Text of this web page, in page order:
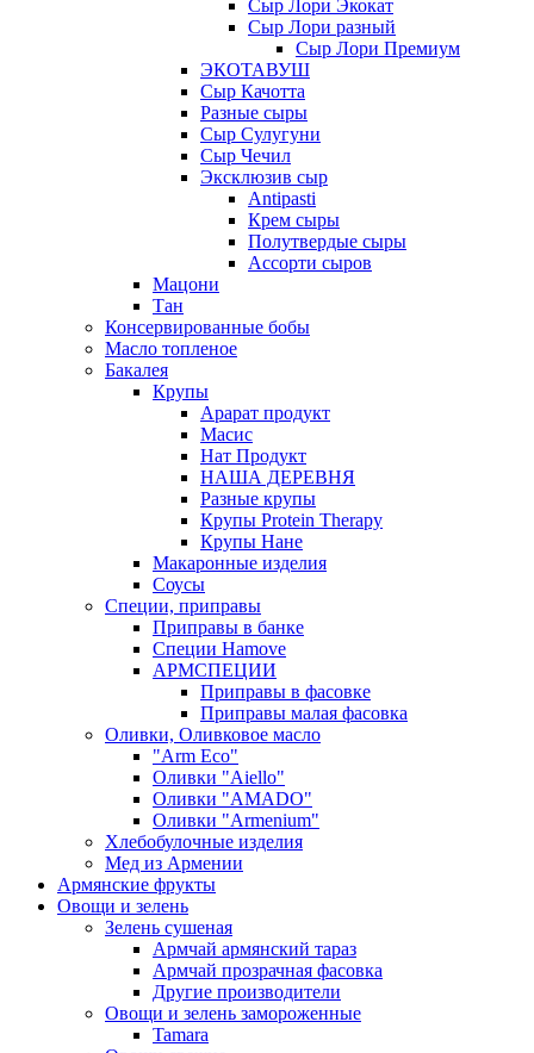
Сыр Лори Экокат
Сыр Лори разный
Сыр Лори Премиум
ЭКОТАВУШ
Сыр Качотта
Разные сыры
Сыр Сулугуни
Сыр Чечил
Эксклюзив сыр
Antipasti
Крем сыры
Полутвердые сыры
Ассорти сыров
Мацони
Тан
Консервированные бобы
Масло топленое
Бакалея
Крупы
Арарат продукт
Масис
Нат Продукт
НАША ДЕРЕВНЯ
Разные крупы
Крупы Protein Therapy
Крупы Нане
Макаронные изделия
Соусы
Специи, приправы
Приправы в банке
Специи Hamove
АРМСПЕЦИИ
Приправы в фасовке
Приправы малая фасовка
Оливки, Оливковое масло
"Arm Eco"
Оливки "Aiello"
Оливки "AMADO"
Оливки "Armenium"
Хлебобулочные изделия
Мед из Армении
Армянские фрукты
Овощи и зелень
Зелень сушеная
Армчай армянский тараз
Армчай прозрачная фасовка
Другие производители
Овощи и зелень замороженные
Tamara